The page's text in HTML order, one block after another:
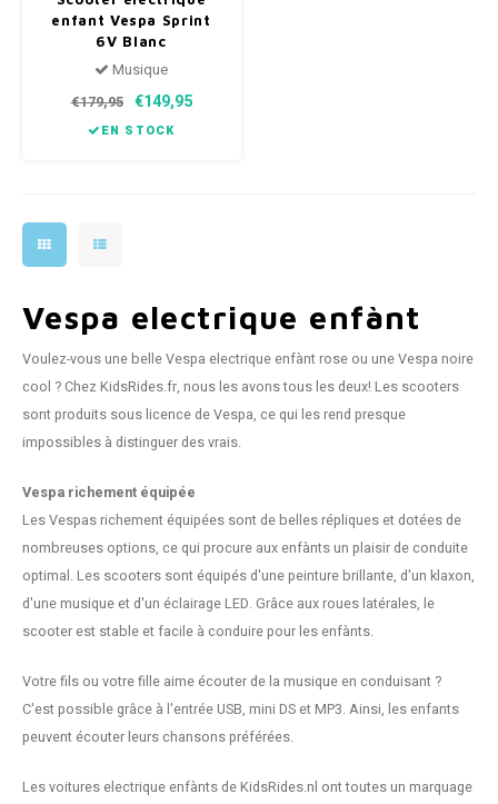
enfant Vespa Sprint
6V Blanc
Musique
€179,95 €149,95
EN STOCK
Vespa electrique enfànt
Voulez-vous une belle Vespa electrique enfànt rose ou une Vespa noire
cool ? Chez KidsRides.fr, nous les avons tous les deux! Les scooters
sont produits sous licence de Vespa, ce qui les rend presque
impossibles à distinguer des vrais.
Vespa richement équipée
Les Vespas richement équipées sont de belles répliques et dotées de
nombreuses options, ce qui procure aux enfànts un plaisir de conduite
optimal. Les scooters sont équipés d'une peinture brillante, d'un klaxon,
d'une musique et d'un éclairage LED. Grâce aux roues latérales, le
scooter est stable et facile à conduire pour les enfànts.
Votre fils ou votre fille aime écouter de la musique en conduisant ?
C'est possible grâce à l'entrée USB, mini DS et MP3. Ainsi, les enfants
peuvent écouter leurs chansons préférées.
Les voitures electrique enfànts de KidsRides.nl ont toutes un marquage